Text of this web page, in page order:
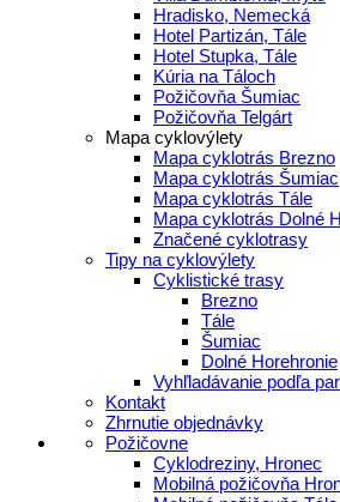
Hradisko, Nemecká
Hotel Partizán, Tále
Hotel Stupka, Tále
Kúria na Táloch
Požičovňa Šumiac
Požičovňa Telgárt
Mapa cyklovýlety
Mapa cyklotrás Brezno
Mapa cyklotrás Šumiac
Mapa cyklotrás Tále
Mapa cyklotrás Dolné
Značené cyklotrasy
Tipy na cyklovýlety
Cyklistické trasy
Brezno
Tále
Šumiac
Dolné Horehronie
Vyhľladávanie podľa
Kontakt
Zhrnutie objednávky
Požičovne
Cyklodreziny, Hronec
Mobilná požičovňa